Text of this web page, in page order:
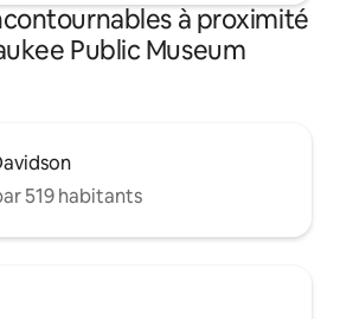
à proximité
Public Museum
519 habitants